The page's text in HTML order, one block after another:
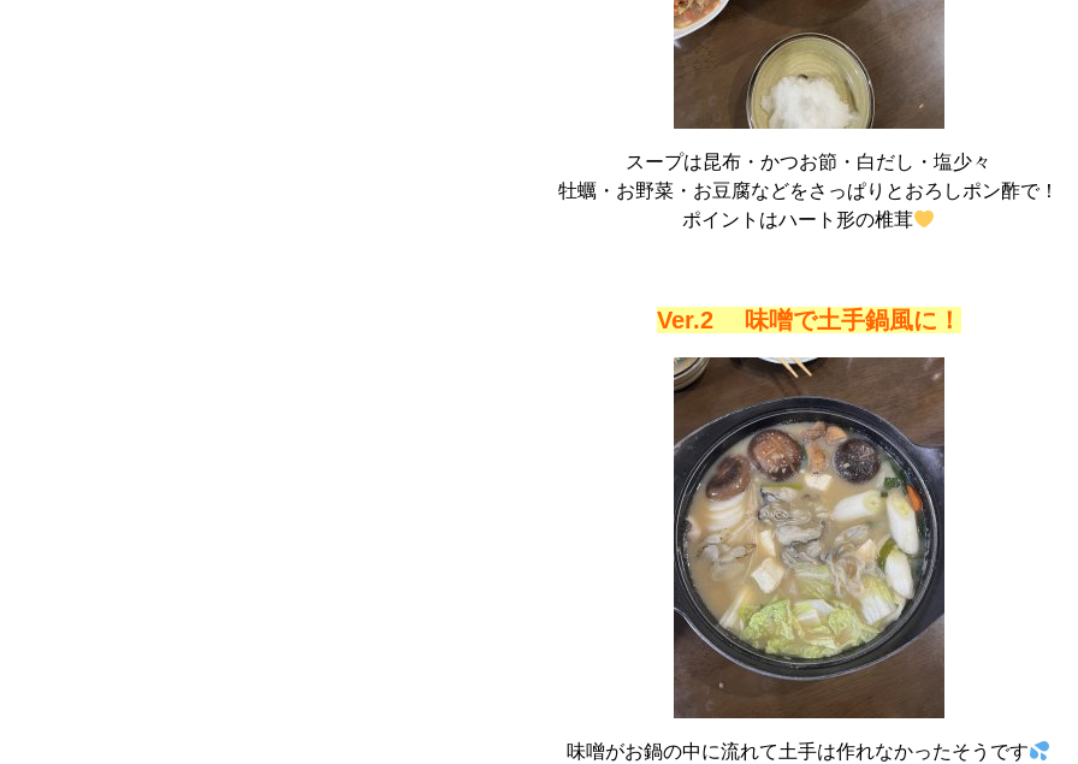
スープは昆布・かつお節・白だし・塩少々
牡蠣・お野菜・お豆腐などをさっぱりとおろしポン酢で！
ポイントはハート形の椎茸
Ver.2 味噌で土手鍋風に！
味噌がお鍋の中に流れて土手は作れなかったそうです